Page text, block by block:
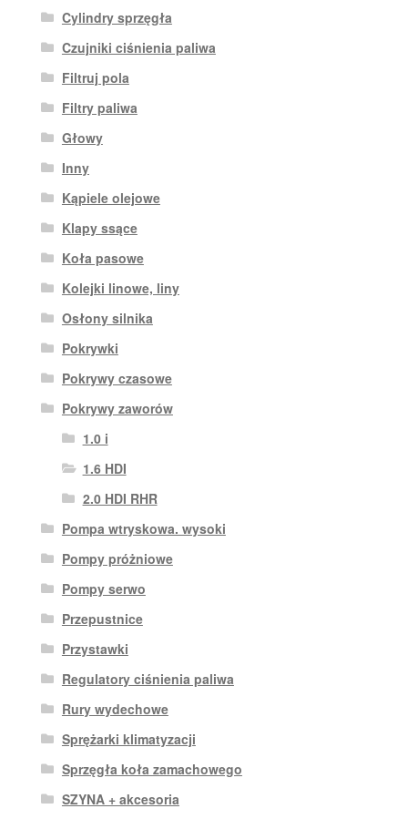
Cylindry sprzęgła
Czujniki ciśnienia paliwa
Filtruj pola
Filtry paliwa
Głowy
Inny
Kąpiele olejowe
Klapy ssące
Koła pasowe
Kolejki linowe, liny
Osłony silnika
Pokrywki
Pokrywy czasowe
Pokrywy zaworów
1.0 i
1.6 HDI
2.0 HDI RHR
Pompa wtryskowa. wysoki
Pompy próżniowe
Pompy serwo
Przepustnice
Przystawki
Regulatory ciśnienia paliwa
Rury wydechowe
Sprężarki klimatyzacji
Sprzęgła koła zamachowego
SZYNA + akcesoria